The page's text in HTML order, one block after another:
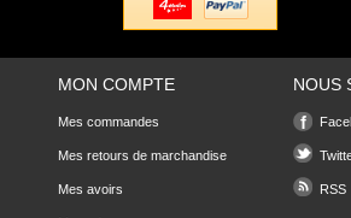
MON COMPTE
Mes commandes
Mes retours de marchandise
Mes avoirs
NOUS
RSS